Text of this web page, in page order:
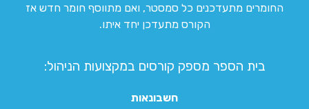
החומרים מתעדכנים כל סמסטר, ואם מתווסף חומר חדש אז
הקורס מתעדכן יחד איתו.
בית הספר מספק קורסים במקצועות הניהול:
חשבונאות